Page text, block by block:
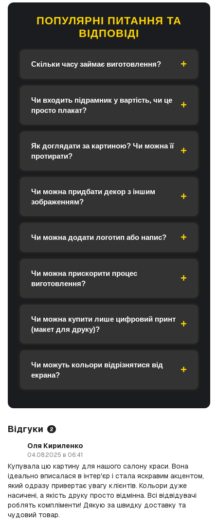
ПОПУЛЯРНІ ПИТАННЯ ТА
ВІДПОВІДІ
Скільки часу займає виготовлення?
Чи входить підрамник у вартість, чи це
просто плакат?
Як доглядати за картиною? Чи можна її
протирати?
Чи можна придбати декор з іншим
зображенням?
Чи можна додати логотип або напис?
Чи можна прискорити процес
виготовлення?
Чи можна купити лише цифровий принт
(макет для друку)?
Чи можуть кольори відрізнятися від
екрана?
Відгуки 2
Оля Кириленко
04.08.2025 в 06:41
Купувала цю картину для нашого салону краси. Вона
ідеально вписалася в інтер'єр і стала яскравим акцентом,
який одразу привертає увагу клієнтів. Кольори дуже
насичені, а якість друку просто відмінна. Всі відвідувачі
роблять компліменти! Дякую за швидку доставку та
чудовий товар.